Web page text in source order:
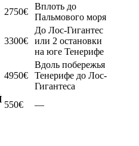
2750€
Вплоть до
Пальмового моря
3300€
До Лос-Гигантес
или 2 остановки
на юге Тенерифе
4950€
Вдоль побережья
Тенерифе до Лос-
Гигантеса
550€ —